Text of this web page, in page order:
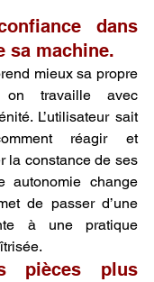
dans
sa machine.
mieux sa propre
on travaille avec
L’utilisateur sait
réagir et
la constance de ses
autonomie change
de passer d’une
à une pratique
pièces plus